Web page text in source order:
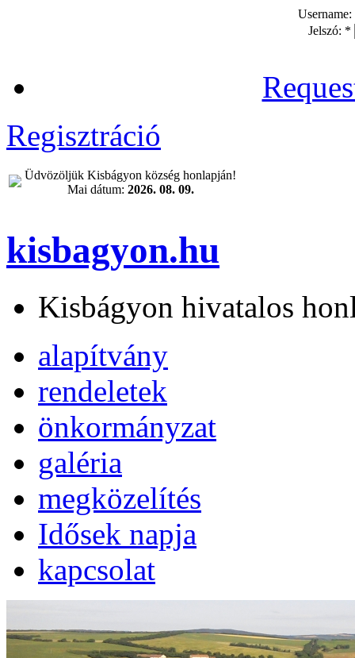
Username:
Jelszó: *
Regisztráció
Üdvözöljük Kisbágyon község honlapján!
Mai dátum: 2026. 08. 09.
kisbagyon.hu
Kisbágyon hivatalos
alapítvány
rendeletek
önkormányzat
galéria
megközelítés
Idősek napja
kapcsolat